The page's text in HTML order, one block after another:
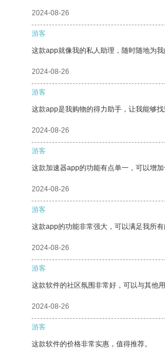
2024-08-26
游客
这款app就像我的私人助理，随时随地为
2024-08-26
游客
这款app是我购物的得力助手，让我能够
2024-08-26
游客
这款加速器app的功能有点单一，可以增
2024-08-26
游客
这款app的功能非常强大，可以满足我所
2024-08-26
游客
这款软件的社区氛围非常好，可以与其他
2024-08-26
游客
这款软件的价格非常实惠，值得推荐。